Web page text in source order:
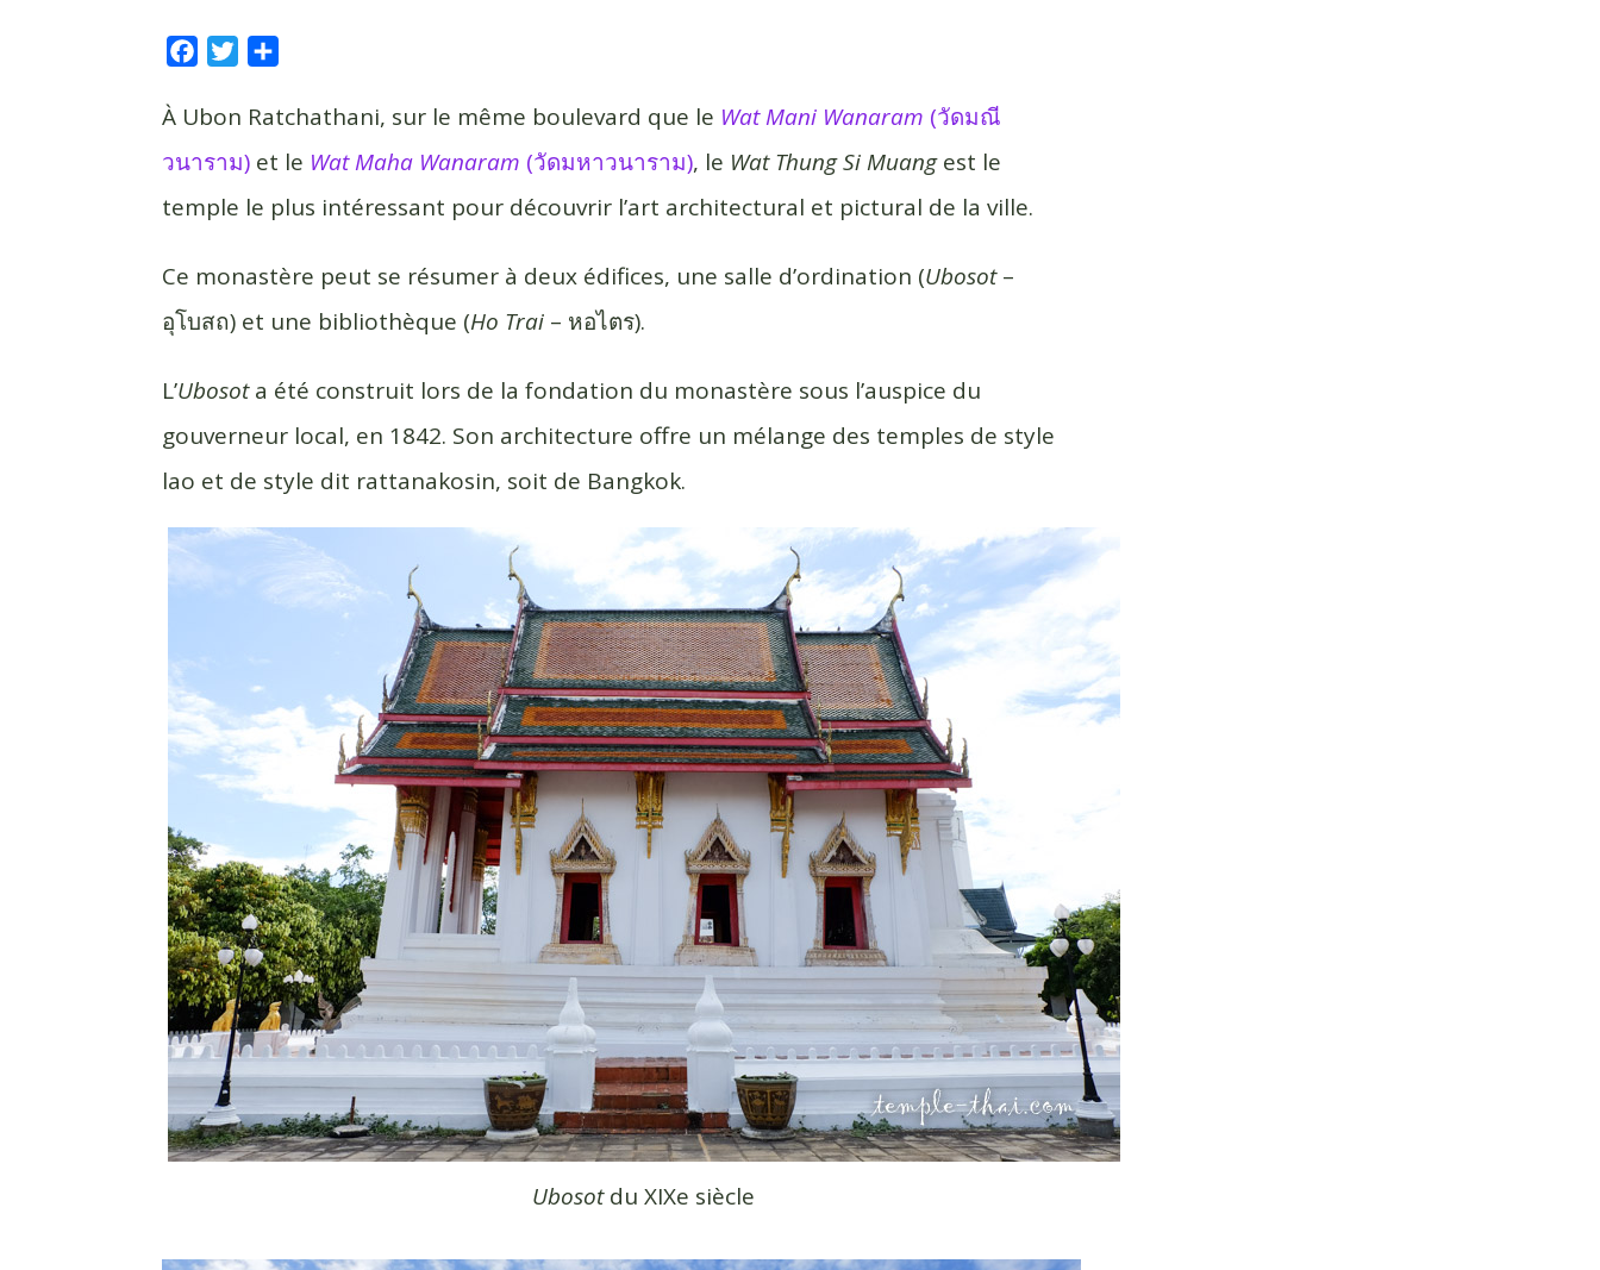
c
b
o
k
i
t
e
r
a
g
r
À Ubon Ratchathani, sur le même boulevard que le Wat Mani Wanaram (วัดมณี
วนาราม)et le Wat Maha Wanaram (วัดมหาวนาราม), le Wat Thung Si Muangest le
temple le plus intéressant pour découvrir l’art architectural et pictural de la ville.
Ce monastère peut se résumer à deux édifices, une salle d’ordination (Ubosot–
อุโบสถ) et une bibliothèque (Ho Trai– หอไตร).
L’Ubosota été construit lors de la fondation du monastère sous l’auspice du
gouverneur local, en 1842. Son architecture offre un mélange des temples de style
lao et de style dit rattanakosin, soit de Bangkok.
Ubosotdu XIXe siècle